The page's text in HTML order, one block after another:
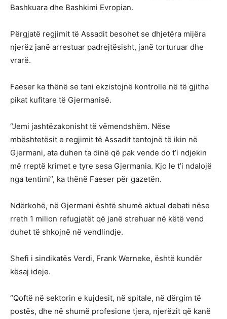
Bashkuara dhe Bashkimi Evropian.
Përgjatë regjimit të Assadit besohet se dhjetëra mijëra
njerëz janë arrestuar padrejtësisht, janë torturuar dhe
vrarë.
Faeser ka thënë se tani ekzistojnë kontrolle në të gjitha
pikat kufitare të Gjermanisë.
“Jemi jashtëzakonisht të vëmendshëm. Nëse
mbështetësit e regjimit të Assadit tentojnë të ikin në
Gjermani, ata duhen ta dinë që pak vende do t’i ndjekin
më rreptë krimet e tyre sesa Gjermania. Kjo le t’i ndalojë
nga tentimi”, ka thënë Faeser për gazetën.
Ndërkohë, në Gjermani është shumë aktual debati nëse
rreth 1 milion refugjatët që janë strehuar në këtë vend
duhet të shkojnë në vendlindje.
Shefi i sindikatës Verdi, Frank Werneke, është kundër
kësaj ideje.
“Qoftë në sektorin e kujdesit, në spitale, në dërgim të
postës, dhe në shumë profesione tjera, njerëzit që kanë